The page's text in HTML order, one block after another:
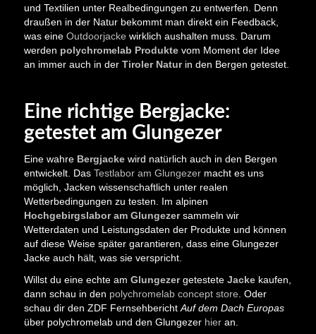
und Textilien unter Realbedingungen zu entwerfen. Denn
draußen in der Natur bekommt man direkt ein Feedback,
was eine Outdoorjackewirklich aushalten muss. Darum
werden polychromelab Produktevom Moment der Idee
an immer auch in der Tiroler Naturin den Bergen getestet.
Eine richtige Bergjacke:
getestet am Glungezer
Eine wahre Bergjackewird natürlich auch in den Bergen
entwickelt. Das Testlabor am Glungezermacht es uns
möglich, Jacken wissenschaftlich unter realen
Wetterbedingungen zu testen. Im alpinen
Hochgebirgslabor am Glungezersammeln wir
Wetterdaten und Leistungsdaten der Produkte und können
auf diese Weise später garantieren, dass eine Glungezer
Jacke auch hält, was sie verspricht.
Willst du eine echte am Glungezergetestete Jackekaufen,
dann schau in den polychromelab concept store. Oder
schau dir den ZDF FernsehberichtAuf dem Dach Europas
über polychromelab und den Glungezer hieran.